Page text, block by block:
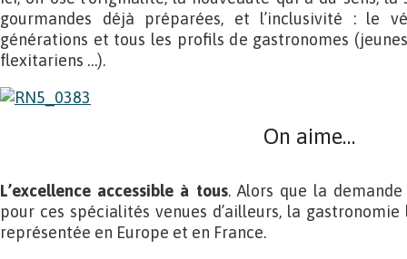
gourmandes déjà préparées, et l’inclusivité : le
générations et tous les profils de gastronomes
flexitariens …).
On aime…
L’excellence accessible à tous. Alors que la
pour ces spécialités venues d’ailleurs, la
représentée en Europe et en France.